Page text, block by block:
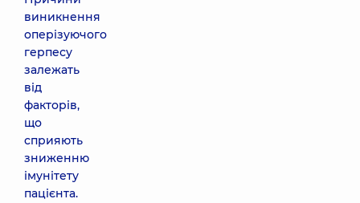
виникнення
оперізуючого
герпесу
залежать
від
факторів,
що
сприяють
зниженню
імунітету
пацієнта.